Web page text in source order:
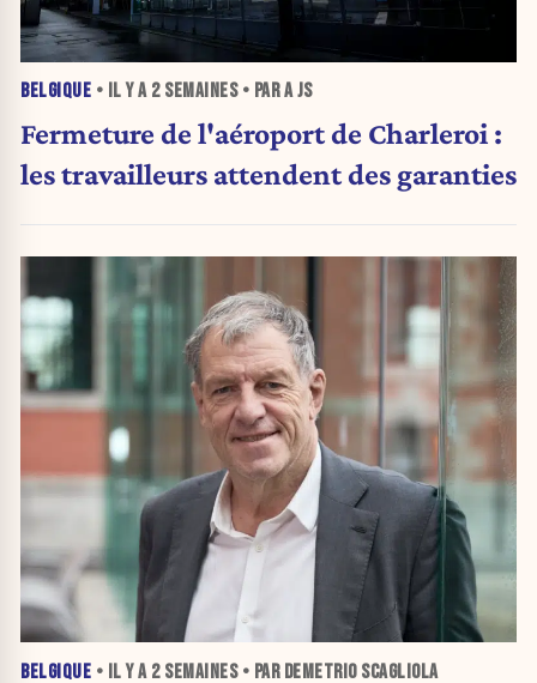
BELGIQUE • IL Y A 2 SEMAINES• PAR A JS
Fermeture de l'aéroport de Charleroi :
les travailleurs attendent des garanties
BELGIQUE • IL Y A 2 SEMAINES• PAR DEMETRIO SCAGLIOLA